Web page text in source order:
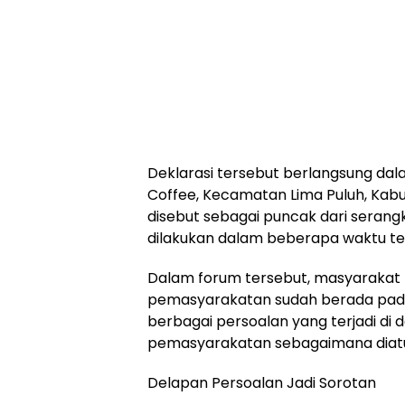
Deklarasi tersebut berlangsung
Coffee, Kecamatan Lima Puluh,
disebut sebagai puncak dari
dilakukan dalam beberapa waktu
Dalam forum tersebut,
pemasyarakatan sudah berada
berbagai persoalan yang terjadi di
pemasyarakatan sebagaimana
Delapan Persoalan Jadi Sorotan